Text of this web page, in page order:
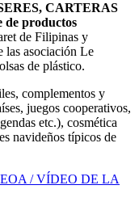
CARTERAS
de productos
de Filipinas y
las asociación Le
de plástico.
complementos y
juegos cooperativos,
etc.), cosmética
navideños típicos de
/ VÍDEO DE LA